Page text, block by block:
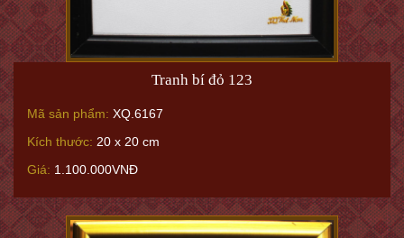
Tranh bí đỏ 123
Mã sản phẩm: XQ.6167
Kích thước: 20 x 20 cm
Giá: 1.100.000VNĐ